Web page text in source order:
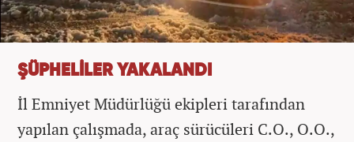
ŞÜPHELİLER YAKALANDI
İl Emniyet Müdürlüğü ekipleri tarafından
yapılan çalışmada, araç sürücüleri C.O., O.O.,